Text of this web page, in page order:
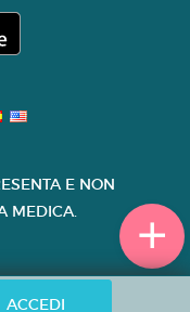
ACCEDI
E NON
MEDICA.